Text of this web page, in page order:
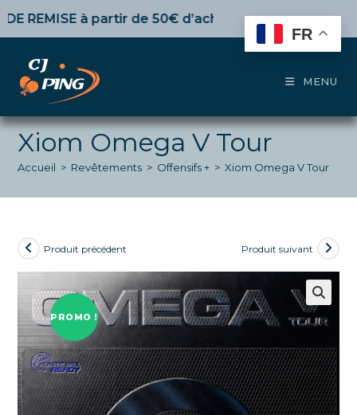
à partir de 50€ d’achat,10% dès 100€,15%pour
MENU
Xiom Omega V Tour
Accueil > Revêtements > Offensifs + > Xiom Omega V Tour
PROMO !
Produit précédent Produit suivant
FR